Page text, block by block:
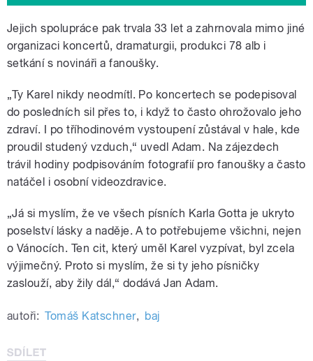
Jejich spolupráce pak trvala 33 let a zahrnovala mimo jiné
organizaci koncertů, dramaturgii, produkci 78 alb i
setkání s novináři a fanoušky.
„Ty Karel nikdy neodmítl. Po koncertech se podepisoval
do posledních sil přes to, i když to často ohrožovalo jeho
zdraví. I po tříhodinovém vystoupení zůstával v hale, kde
proudil studený vzduch,“ uvedl Adam. Na zájezdech
trávil hodiny podpisováním fotografií pro fanoušky a často
natáčel i osobní videozdravice.
„Já si myslím, že ve všech písních Karla Gotta je ukryto
poselství lásky a naděje. A to potřebujeme všichni, nejen
o Vánocích. Ten cit, který uměl Karel vyzpívat, byl zcela
výjimečný. Proto si myslím, že si ty jeho písničky
zaslouží, aby žily dál,“ dodává Jan Adam.
autoři: Tomáš Katschner, baj